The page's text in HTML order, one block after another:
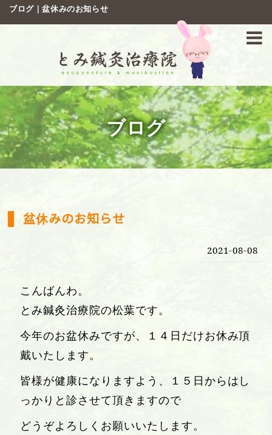
ブログ｜盆休みのお知らせ
ブログ
盆休みのお知らせ
2021-08-08
こんばんわ。
とみ鍼灸治療院の松葉です。
今年のお盆休みですが、１４日だけお休み頂
戴いたします。
皆様が健康になりますよう、１５日からはし
っかりと診させて頂きますので
どうぞよろしくお願いいたします。